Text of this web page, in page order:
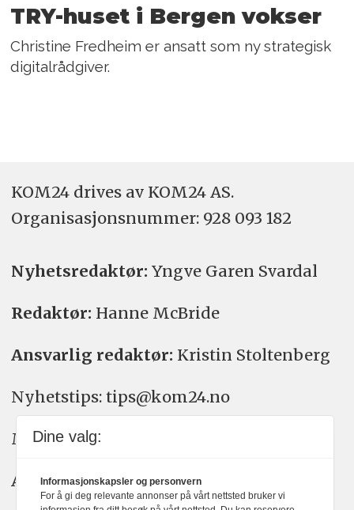
TRY-huset i Bergen vokser
Christine Fredheim er ansatt som ny strategisk
digitalrådgiver.
KOM24 drives av KOM24 AS.
Organisasjons­nummer: 928 093 182
Nyhetsredaktør: Yngve Garen Svardal
Redaktør: Hanne McBride
Ansvarlig redaktør: Kristin Stoltenberg
Nyhetstips: tips@kom24.no
Meninger: meninger@kom24.no
Annonse: annonse@watchmedia.no
Dine valg:
Informasjonskapsler og personvern
For å gi deg relevante annonser på vårt nettsted bruker vi